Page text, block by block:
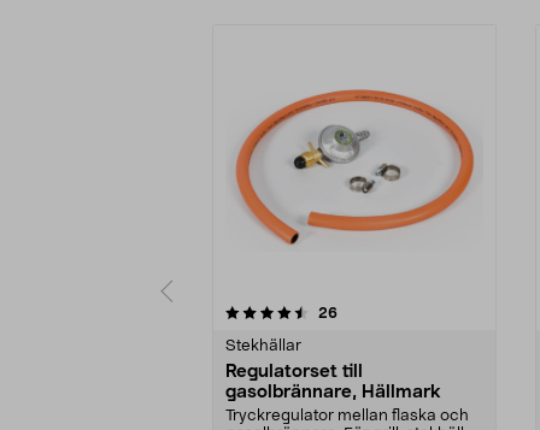
26recensioner
Stekhällar
Regulatorset till
gasolbrännare, Hällmark
Tryckregulator mellan flaska och
5.0 av 5 stjärnor